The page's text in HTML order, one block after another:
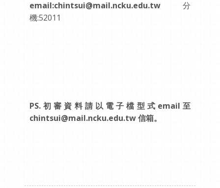
email:chintsui@mail.ncku.edu.tw 分
機:52011
PS. 初審資料請以電子檔型式 email 至
chintsui@mail.ncku.edu.tw信箱。